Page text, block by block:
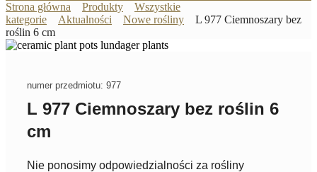
Strona główna Produkty
Wszystkie
kategorie
Aktualności Nowe rośliny
L 977 Ciemnoszary bez
roślin 6 cm
numer przedmiotu: 977
L 977 Ciemnoszary bez roślin 6
cm
Nie ponosimy odpowiedzialności za rośliny